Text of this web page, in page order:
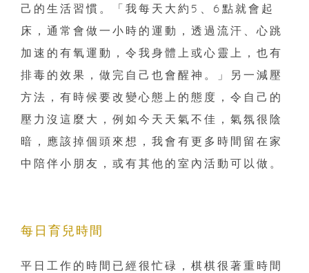
己的生活習慣。「我每天大約5、6點就會起
床，通常會做一小時的運動，透過流汗、心跳
加速的有氧運動，令我身體上或心靈上，也有
排毒的效果，做完自己也會醒神。」另一減壓
方法，有時候要改變心態上的態度，令自己的
壓力沒這麼大，例如今天天氣不佳，氣氛很陰
暗，應該掉個頭來想，我會有更多時間留在家
中陪伴小朋友，或有其他的室內活動可以做。
每日育兒時間
平日工作的時間已經很忙碌，棋棋很著重時間